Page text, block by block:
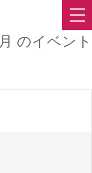
のイベント